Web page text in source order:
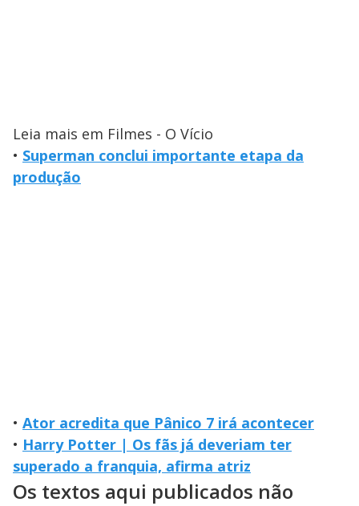
Leia mais em Filmes - O Vício
• Superman conclui importante etapa da
produção
• Ator acredita que Pânico 7 irá acontecer
• Harry Potter | Os fãs já deveriam ter
superado a franquia, afirma atriz
Os textos aqui publicados não